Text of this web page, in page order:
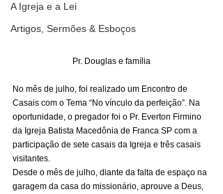
A Igreja e a Lei
Artigos, Sermões & Esboços
Pr. Douglas e família
No mês de julho, foi realizado um Encontro de
Casais com o Tema “No vínculo da perfeição”. Na
oportunidade, o pregador foi o Pr. Everton Firmino
da Igreja Batista Macedônia de Franca SP com a
participação de sete casais da Igreja e três casais
visitantes.
Desde o mês de julho, diante da falta de espaço na
garagem da casa do missionário, aprouve a Deus,